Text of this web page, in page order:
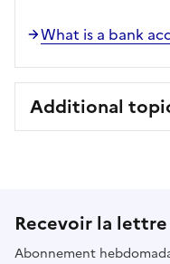
What is a bank
Additional
Recevoir la
Abonnement